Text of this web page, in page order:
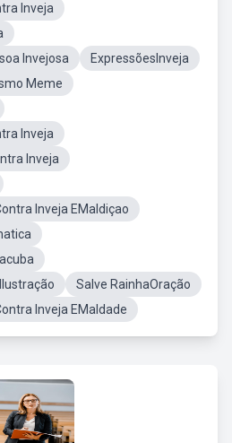
Inveja
Invejosa
ExpressõesInveja
Meme
Inveja
Inveja
Inveja EMaldiçao
Salve RainhaOração
Inveja EMaldade